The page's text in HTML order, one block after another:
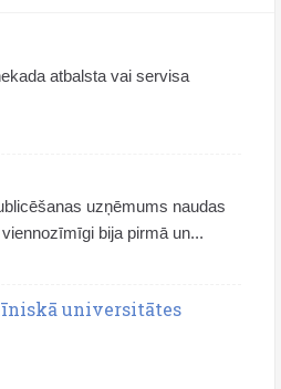
atbalsta vai servisa
uzņēmums naudas
bija pirmā un...
universitātes